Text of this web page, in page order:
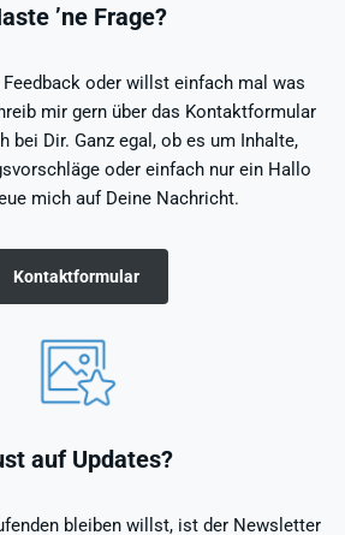
’ne Frage?
Feedback oder willst einfach mal was
mir gern über das Kontaktformular
bei Dir. Ganz egal, ob es um Inhalte,
oder einfach nur ein Hallo
mich auf Deine Nachricht.
Kontaktformular
auf Updates?
bleiben willst, ist der Newsletter